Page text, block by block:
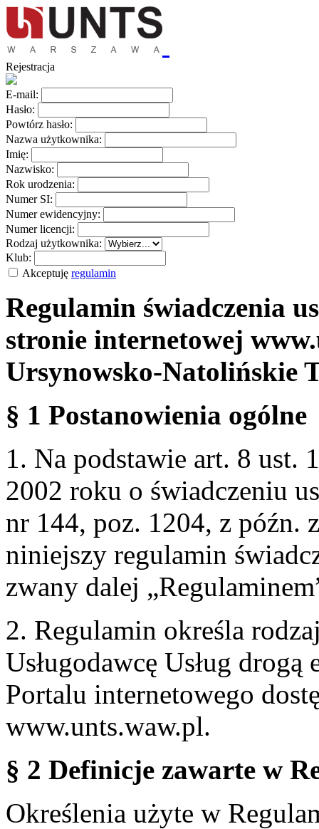
Rejestracja
E-mail:
Hasło:
Powtórz hasło:
Nazwa użytkownika:
Imię:
Nazwisko:
Rok urodzenia:
Numer SI:
Numer ewidencyjny:
Numer licencji:
Rodzaj użytkownika:
Klub:
Akceptuję regulamin
Regulamin świadczenia
stronie internetowej
Ursynowsko-Natolińskie
§ 1 Postanowienia ogólne
1. Na podstawie art. 8 ust.
2002 roku o świadczeniu
nr 144, poz. 1204, z późn.
niniejszy regulamin
zwany dalej
2. Regulamin określa
Usługodawcę Usług
Portalu internetowego
www.unts.waw.pl.
§ 2 Definicje zawarte w
Określenia użyte w